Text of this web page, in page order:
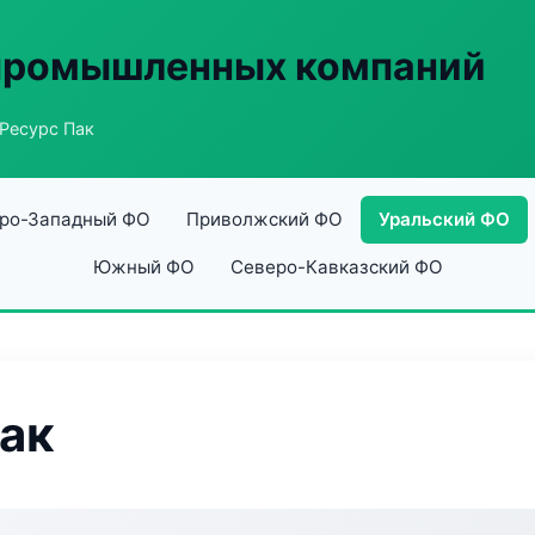
компаний
Пак
Западный ФО Приволжский ФО Уральский ФО
Южный ФО Северо-Кавказский ФО